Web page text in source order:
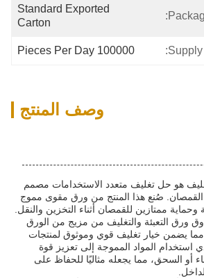
Standard Exported
Carton
Supply
100000 Pieces Per Day
وصف المنتج
هو حل تغليف متعدد الاستخدامات مصمم
صُنع هذا المنتج من ورق مقوى مموج
وحماية ممتازين للقمصان أثناء التخزين والنقل.
ورق التعبئة والتغليف من مزيج من الورق
مما يضمن خيار تغليف قوي وموثوق لمنتجات
استخدام المواد المموجة إلى تعزيز قوة
أو السحق، مما يجعله مثاليًا للحفاظ على